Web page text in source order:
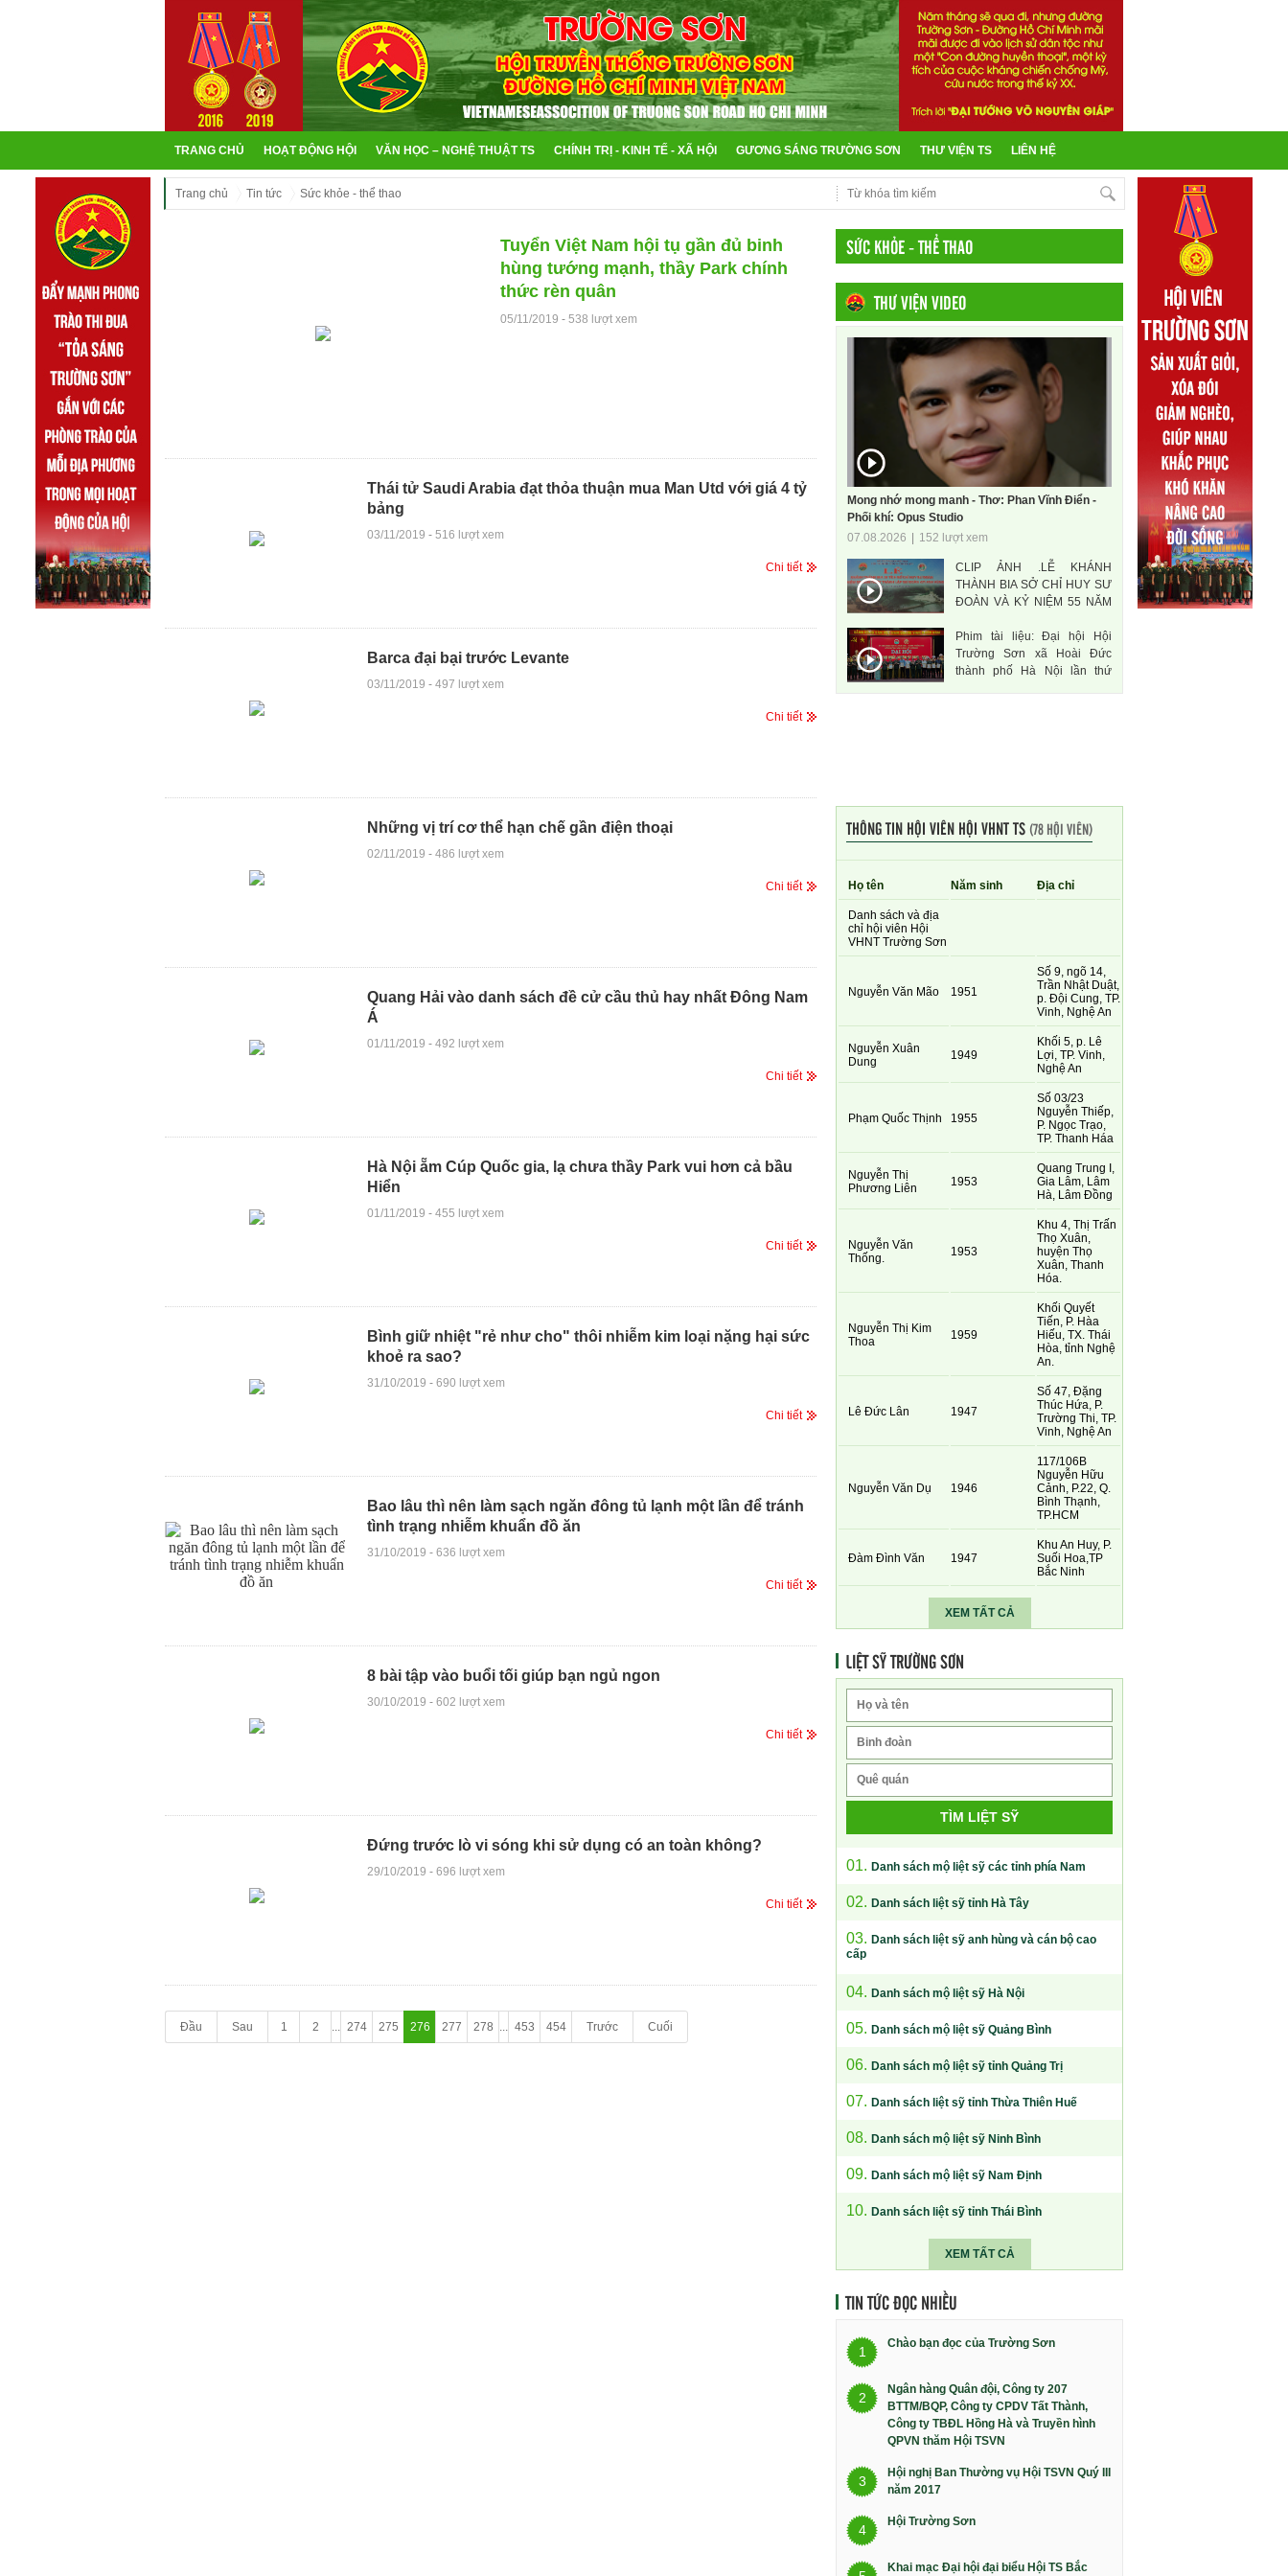
TRANG CHỦ HOẠT ĐỘNG HỘI VĂN HỌC – NGHỆ THUẬT TS CHÍNH TRỊ - KINH TẾ - XÃ HỘI GƯƠNG SÁNG TRƯỜNG SƠN THƯ VIỆN TS LIÊN HỆ
Trang chủ Tin tức Sức khỏe - thể thao
Tuyển Việt Nam hội tụ gần đủ binh
hùng tướng mạnh, thầy Park chính
thức rèn quân
05/11/2019 - 538 lượt xem
Thái tử Saudi Arabia đạt thỏa thuận mua Man Utd với giá 4 tỷ
bảng
03/11/2019 - 516 lượt xem
Chi tiết
Barca đại bại trước Levante
03/11/2019 - 497 lượt xem
Chi tiết
Những vị trí cơ thể hạn chế gần điện thoại
02/11/2019 - 486 lượt xem
Chi tiết
Quang Hải vào danh sách đề cử cầu thủ hay nhất Đông Nam
Á
01/11/2019 - 492 lượt xem
Chi tiết
Hà Nội ẵm Cúp Quốc gia, lạ chưa thầy Park vui hơn cả bầu
Hiển
01/11/2019 - 455 lượt xem
Chi tiết
Bình giữ nhiệt "rẻ như cho" thôi nhiễm kim loại nặng hại sức
khoẻ ra sao?
31/10/2019 - 690 lượt xem
Chi tiết
Bao lâu thì nên làm sạch ngăn đông tủ lạnh một lần để tránh
tình trạng nhiễm khuẩn đồ ăn
31/10/2019 - 636 lượt xem
Chi tiết
8 bài tập vào buổi tối giúp bạn ngủ ngon
30/10/2019 - 602 lượt xem
Chi tiết
Đứng trước lò vi sóng khi sử dụng có an toàn không?
29/10/2019 - 696 lượt xem
Chi tiết
Đầu Sau 1 2 ... 274 275 276 277 278 ... 453 454 Trước Cuối
SỨC KHỎE - THỂ THAO
THƯ VIỆN VIDEO
Mong nhớ mong manh - Thơ: Phan Vĩnh Điển -
Phối khí: Opus Studio
07.08.2026
152 lượt xem
CLIP ẢNH .LỄ KHÁNH
THÀNH BIA SỞ CHỈ HUY SƯ
ĐOÀN VÀ KỶ NIỆM 55 NĂM
ANH HÙNG
Phim tài liệu: Đại hội Hội
Trường Sơn xã Hoài Đức
thành phố Hà Nội lần thứ
THÔNG TIN HỘI VIÊN HỘI VHNT TS(78 HỘI VIÊN)
Họ tên Năm sinh Địa chỉ
Danh sách và địa
chỉ hội viên Hội
VHNT Trường Sơn
Nguyễn Văn Mão 1951
Số 9, ngõ 14,
Trần Nhật Duật,
p. Đội Cung, TP.
Vinh, Nghệ An
Nguyễn Xuân
Dung
1949
Khối 5, p. Lê
Lợi, TP. Vinh,
Nghệ An
Phạm Quốc Thịnh 1955
Số 03/23
Nguyễn Thiếp,
P. Ngọc Trạo,
TP. Thanh Háa
Nguyễn Thị
Phương Liên
1953
Quang Trung I,
Gia Lâm, Lâm
Hà, Lâm Đồng
Nguyễn Văn
Thống.
1953
Khu 4, Thị Trấn
Thọ Xuân,
huyện Thọ
Xuân, Thanh
Hóa.
Nguyễn Thị Kim
Thoa
1959
Khối Quyết
Tiến, P. Hàa
Hiếu, TX. Thái
Hòa, tỉnh Nghệ
An.
Lê Đức Lân 1947
Số 47, Đặng
Thúc Hứa, P.
Trường Thi, TP.
Vinh, Nghệ An
Nguyễn Văn Dụ 1946
117/106B
Nguyễn Hữu
Cảnh, P.22, Q.
Bình Thạnh,
TP.HCM
Đàm Đình Văn 1947
Khu An Huy, P.
Suối Hoa,TP
Bắc Ninh
XEM TẤT CẢ
LIỆT SỸ TRƯỜNG SƠN
TÌM LIỆT SỸ
01. Danh sách mộ liệt sỹ các tỉnh phía Nam
02. Danh sách liệt sỹ tỉnh Hà Tây
03. Danh sách liệt sỹ anh hùng và cán bộ cao
cấp
04. Danh sách mộ liệt sỹ Hà Nội
05. Danh sách mộ liệt sỹ Quảng Bình
06. Danh sách mộ liệt sỹ tỉnh Quảng Trị
07. Danh sách liệt sỹ tỉnh Thừa Thiên Huế
08. Danh sách mộ liệt sỹ Ninh Bình
09. Danh sách mộ liệt sỹ Nam Định
10. Danh sách liệt sỹ tỉnh Thái Bình
XEM TẤT CẢ
TIN TỨC ĐỌC NHIỀU
1
Chào bạn đọc của Trường Sơn
2
Ngân hàng Quân đội, Công ty 207
BTTM/BQP, Công ty CPDV Tất Thành,
Công ty TBĐL Hồng Hà và Truyền hình
QPVN thăm Hội TSVN
3
Hội nghị Ban Thường vụ Hội TSVN Quý III
năm 2017
4
Hội Trường Sơn
Khai mạc Đại hội đại biểu Hội TS Bắc